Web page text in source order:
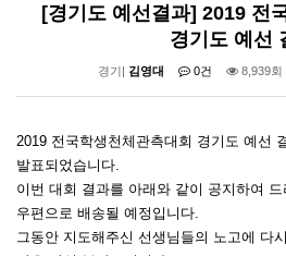
[경기도 예선결과] 2019 전
경기도 예선
경기| 김영대 0건 8,939회
2019 전국학생천체관측대회 경기도 예선
발표되었습니다.
이번 대회 결과를 아래와 같이 공지하여
우편으로 배송될 예정입니다.
그동안 지도해주신 선생님들의 노고에 다